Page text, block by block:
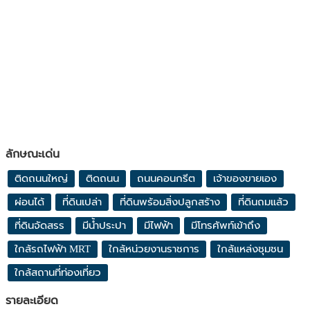
ลักษณะเด่น
ติดถนนใหญ่ ติดถนน ถนนคอนกรีต เจ้าของขายเอง
ผ่อนได้ ที่ดินเปล่า ที่ดินพร้อมสิ่งปลูกสร้าง ที่ดินถมแล้ว
ที่ดินจัดสรร มีน้ำประปา มีไฟฟ้า มีโทรศัพท์เข้าถึง
ใกล้รถไฟฟ้า MRT ใกล้หน่วยงานราชการ ใกล้แหล่งชุมชน
ใกล้สถานที่ท่องเที่ยว
รายละเอียด